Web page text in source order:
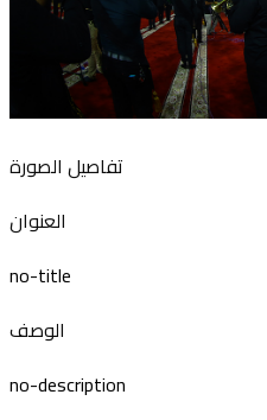
تفاصيل الصورة
العنوان
no-title
الوصف
no-description